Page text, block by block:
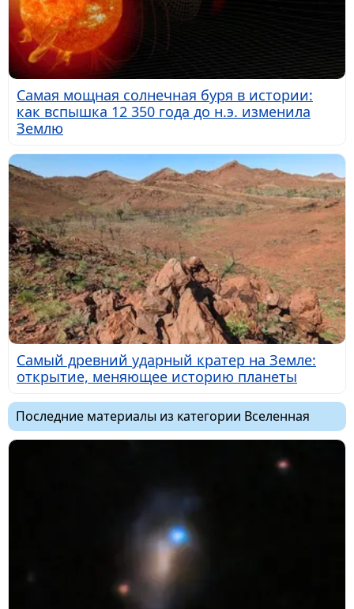
Самая мощная солнечная буря в истории:
как вспышка 12 350 года до н.э. изменила
Землю
Самый древний ударный кратер на Земле:
открытие, меняющее историю планеты
Последние материалы из категории Вселенная